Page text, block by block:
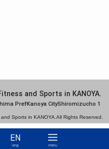
and Sports in KANOYA.
PrefKanoya CityShiromizucho 1
Sports in KANOYA.All Rights Reserved.